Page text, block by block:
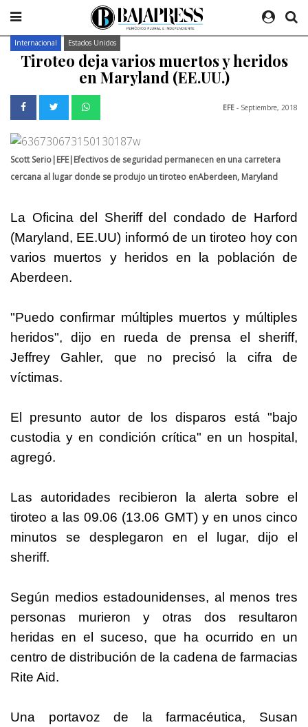
Internacional Estados Unidos
Tiroteo deja varios muertos y heridos
en Maryland (EE.UU.)
EFE - Septiembre, 2018
Scott Serio|EFE|Efectivos de seguridad permanecen en una carretera
cercana al lugar donde se produjo un tiroteo enAberdeen, Maryland
La Oficina del Sheriff del condado de Harford
(Maryland, EE.UU) informó de un tiroteo hoy con
varios muertos y heridos en la población de
Aberdeen.
"Puedo confirmar múltiples muertos y múltiples
heridos", dijo en rueda de prensa el sheriff,
Jeffrey Gahler, que no precisó la cifra de
víctimas.
El presunto autor de los disparos está "bajo
custodia y en condición crítica" en un hospital,
agregó.
Las autoridades recibieron la alerta sobre el
tiroteo a las 09.06 (13.06 GMT) y en unos cinco
minutos se desplegaron en el lugar, dijo el
sheriff.
Según medios estadounidenses, al menos tres
personas murieron y otras dos resultaron
heridas en el suceso, que ha ocurrido en un
centro de distribución de la cadena de farmacias
Rite Aid.
Una portavoz de la farmacéutica, Susan